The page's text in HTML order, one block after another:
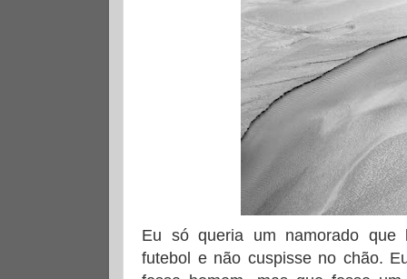
Eu só queria um namorado que
futebol e não cuspisse no chão.